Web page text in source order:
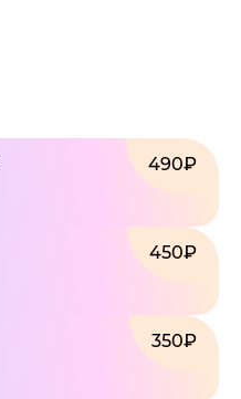
490₽
450₽
350₽